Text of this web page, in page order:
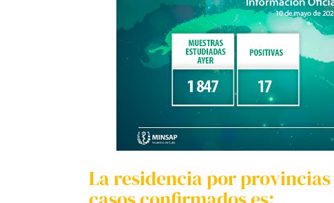
La residencia por